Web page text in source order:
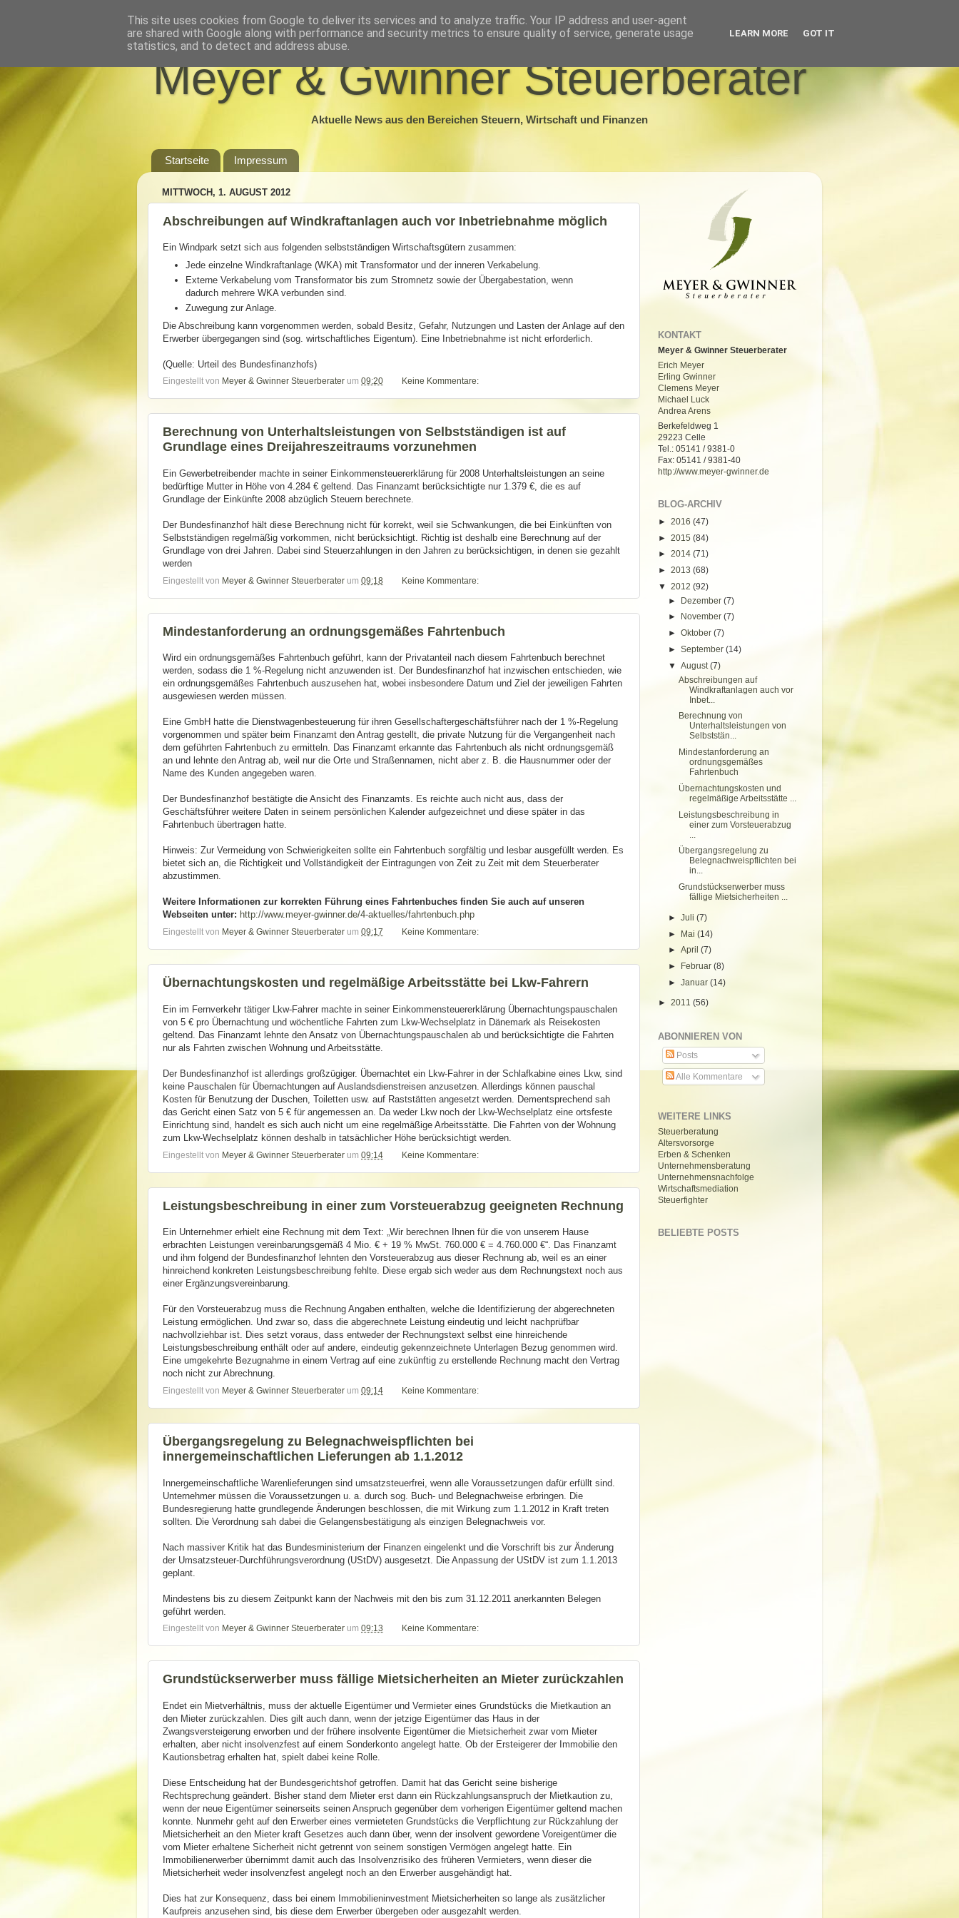
Meyer & Gwinner Steuerberater
Aktuelle News aus den Bereichen Steuern, Wirtschaft und Finanzen
Startseite Impressum
MITTWOCH, 1. AUGUST 2012
Abschreibungen auf Windkraftanlagen auch vor Inbetriebnahme möglich
Ein Windpark setzt sich aus folgenden selbstständigen Wirtschaftsgütern zusammen:
Jede einzelne Windkraftanlage (WKA) mit Transformator und der inneren Verkabelung.
Externe Verkabelung vom Transformator bis zum Stromnetz sowie der Übergabestation, wenn
dadurch mehrere WKA verbunden sind.
Zuwegung zur Anlage.
Die Abschreibung kann vorgenommen werden, sobald Besitz, Gefahr, Nutzungen und Lasten der Anlage auf den
Erwerber übergegangen sind (sog. wirtschaftliches Eigentum). Eine Inbetriebnahme ist nicht erforderlich.
(Quelle: Urteil des Bundesfinanzhofs)
Eingestellt von Meyer & Gwinner Steuerberater um 09:20 Keine Kommentare:
Berechnung von Unterhaltsleistungen von Selbstständigen ist auf
Grundlage eines Dreijahreszeitraums vorzunehmen
Ein Gewerbetreibender machte in seiner Einkommensteuererklärung für 2008 Unterhaltsleistungen an seine
bedürftige Mutter in Höhe von 4.284 € geltend. Das Finanzamt berücksichtigte nur 1.379 €, die es auf
Grundlage der Einkünfte 2008 abzüglich Steuern berechnete.
Der Bundesfinanzhof hält diese Berechnung nicht für korrekt, weil sie Schwankungen, die bei Einkünften von
Selbstständigen regelmäßig vorkommen, nicht berücksichtigt. Richtig ist deshalb eine Berechnung auf der
Grundlage von drei Jahren. Dabei sind Steuerzahlungen in den Jahren zu berücksichtigen, in denen sie gezahlt
werden
Eingestellt von Meyer & Gwinner Steuerberater um 09:18 Keine Kommentare:
Mindestanforderung an ordnungsgemäßes Fahrtenbuch
Wird ein ordnungsgemäßes Fahrtenbuch geführt, kann der Privatanteil nach diesem Fahrtenbuch berechnet
werden, sodass die 1 %‑Regelung nicht anzuwenden ist. Der Bundesfinanzhof hat inzwischen entschieden, wie
ein ordnungsgemäßes Fahrtenbuch auszusehen hat, wobei insbesondere Datum und Ziel der jeweiligen Fahrten
ausgewiesen werden müssen.
Eine GmbH hatte die Dienstwagenbesteuerung für ihren Gesellschaftergeschäftsführer nach der 1 %‑Regelung
vorgenommen und später beim Finanzamt den Antrag gestellt, die private Nutzung für die Vergangenheit nach
dem geführten Fahrtenbuch zu ermitteln. Das Finanzamt erkannte das Fahrtenbuch als nicht ordnungsgemäß
an und lehnte den Antrag ab, weil nur die Orte und Straßennamen, nicht aber z. B. die Hausnummer oder der
Name des Kunden angegeben waren.
Der Bundesfinanzhof bestätigte die Ansicht des Finanzamts. Es reichte auch nicht aus, dass der
Geschäftsführer weitere Daten in seinem persönlichen Kalender aufgezeichnet und diese später in das
Fahrtenbuch übertragen hatte.
Hinweis: Zur Vermeidung von Schwierigkeiten sollte ein Fahrtenbuch sorgfältig und lesbar ausgefüllt werden. Es
bietet sich an, die Richtigkeit und Vollständigkeit der Eintragungen von Zeit zu Zeit mit dem Steuerberater
abzustimmen.
Weitere Informationen zur korrekten Führung eines Fahrtenbuches finden Sie auch auf unseren
Webseiten unter: http://www.meyer-gwinner.de/4-aktuelles/fahrtenbuch.php
Eingestellt von Meyer & Gwinner Steuerberater um 09:17 Keine Kommentare:
Übernachtungskosten und regelmäßige Arbeitsstätte bei Lkw-Fahrern
Ein im Fernverkehr tätiger Lkw-Fahrer machte in seiner Einkommensteuererklärung Übernachtungspauschalen
von 5 € pro Übernachtung und wöchentliche Fahrten zum Lkw-Wechselplatz in Dänemark als Reisekosten
geltend. Das Finanzamt lehnte den Ansatz von Übernachtungspauschalen ab und berücksichtigte die Fahrten
nur als Fahrten zwischen Wohnung und Arbeitsstätte.
Der Bundesfinanzhof ist allerdings großzügiger. Übernachtet ein Lkw-Fahrer in der Schlafkabine eines Lkw, sind
keine Pauschalen für Übernachtungen auf Auslandsdienstreisen anzusetzen. Allerdings können pauschal
Kosten für Benutzung der Duschen, Toiletten usw. auf Raststätten angesetzt werden. Dementsprechend sah
das Gericht einen Satz von 5 € für angemessen an. Da weder Lkw noch der Lkw-Wechselplatz eine ortsfeste
Einrichtung sind, handelt es sich auch nicht um eine regelmäßige Arbeitsstätte. Die Fahrten von der Wohnung
zum Lkw-Wechselplatz können deshalb in tatsächlicher Höhe berücksichtigt werden.
Eingestellt von Meyer & Gwinner Steuerberater um 09:14 Keine Kommentare:
Leistungsbeschreibung in einer zum Vorsteuerabzug geeigneten Rechnung
Ein Unternehmer erhielt eine Rechnung mit dem Text: „Wir berechnen Ihnen für die von unserem Hause
erbrachten Leistungen vereinbarungsgemäß 4 Mio. € + 19 % MwSt. 760.000 € = 4.760.000 €“. Das Finanzamt
und ihm folgend der Bundesfinanzhof lehnten den Vorsteuerabzug aus dieser Rechnung ab, weil es an einer
hinreichend konkreten Leistungsbeschreibung fehlte. Diese ergab sich weder aus dem Rechnungstext noch aus
einer Ergänzungsvereinbarung.
Für den Vorsteuerabzug muss die Rechnung Angaben enthalten, welche die Identifizierung der abgerechneten
Leistung ermöglichen. Und zwar so, dass die abgerechnete Leistung eindeutig und leicht nachprüfbar
nachvollziehbar ist. Dies setzt voraus, dass entweder der Rechnungstext selbst eine hinreichende
Leistungsbeschreibung enthält oder auf andere, eindeutig gekennzeichnete Unterlagen Bezug genommen wird.
Eine umgekehrte Bezugnahme in einem Vertrag auf eine zukünftig zu erstellende Rechnung macht den Vertrag
noch nicht zur Abrechnung.
Eingestellt von Meyer & Gwinner Steuerberater um 09:14 Keine Kommentare:
Übergangsregelung zu Belegnachweispflichten bei
innergemeinschaftlichen Lieferungen ab 1.1.2012
Innergemeinschaftliche Warenlieferungen sind umsatzsteuerfrei, wenn alle Voraussetzungen dafür erfüllt sind.
Unternehmer müssen die Voraussetzungen u. a. durch sog. Buch- und Belegnachweise erbringen. Die
Bundesregierung hatte grundlegende Änderungen beschlossen, die mit Wirkung zum 1.1.2012 in Kraft treten
sollten. Die Verordnung sah dabei die Gelangensbestätigung als einzigen Belegnachweis vor.
Nach massiver Kritik hat das Bundesministerium der Finanzen eingelenkt und die Vorschrift bis zur Änderung
der Umsatzsteuer-Durchführungsverordnung (UStDV) ausgesetzt. Die Anpassung der UStDV ist zum 1.1.2013
geplant.
Mindestens bis zu diesem Zeitpunkt kann der Nachweis mit den bis zum 31.12.2011 anerkannten Belegen
geführt werden.
Eingestellt von Meyer & Gwinner Steuerberater um 09:13 Keine Kommentare:
Grundstückserwerber muss fällige Mietsicherheiten an Mieter zurückzahlen
Endet ein Mietverhältnis, muss der aktuelle Eigentümer und Vermieter eines Grundstücks die Mietkaution an
den Mieter zurückzahlen. Dies gilt auch dann, wenn der jetzige Eigentümer das Haus in der
Zwangsversteigerung erworben und der frühere insolvente Eigentümer die Mietsicherheit zwar vom Mieter
erhalten, aber nicht insolvenzfest auf einem Sonderkonto angelegt hatte. Ob der Ersteigerer der Immobilie den
Kautionsbetrag erhalten hat, spielt dabei keine Rolle.
Diese Entscheidung hat der Bundesgerichtshof getroffen. Damit hat das Gericht seine bisherige
Rechtsprechung geändert. Bisher stand dem Mieter erst dann ein Rückzahlungsanspruch der Mietkaution zu,
wenn der neue Eigentümer seinerseits seinen Anspruch gegenüber dem vorherigen Eigentümer geltend machen
konnte. Nunmehr geht auf den Erwerber eines vermieteten Grundstücks die Verpflichtung zur Rückzahlung der
Mietsicherheit an den Mieter kraft Gesetzes auch dann über, wenn der insolvent gewordene Voreigentümer die
vom Mieter erhaltene Sicherheit nicht getrennt von seinem sonstigen Vermögen angelegt hatte. Ein
Immobilienerwerber übernimmt damit auch das Insolvenzrisiko des früheren Vermieters, wenn dieser die
Mietsicherheit weder insolvenzfest angelegt noch an den Erwerber ausgehändigt hat.
Dies hat zur Konsequenz, dass bei einem Immobilieninvestment Mietsicherheiten so lange als zusätzlicher
Kaufpreis anzusehen sind, bis diese dem Erwerber übergeben oder ausgezahlt werden.
KONTAKT
Meyer & Gwinner Steuerberater
Erich Meyer
Erling Gwinner
Clemens Meyer
Michael Luck
Andrea Arens
Berkefeldweg 1
29223 Celle
Tel.: 05141 / 9381-0
Fax: 05141 / 9381-40
http://www.meyer-gwinner.de
BLOG-ARCHIV
► 2016 (47)
► 2015 (84)
► 2014 (71)
► 2013 (68)
▼ 2012 (92)
► Dezember(7)
►
November(7)
►Oktober(7)
►September(14)
▼August(7)
Abschreibungen auf
Windkraftanlagen auch vor
Inbet...
Berechnung von
Unterhaltsleistungen von
Selbststän...
Mindestanforderung an
ordnungsgemäßes
Fahrtenbuch
Übernachtungskosten und
regelmäßige Arbeitsstätte ...
Leistungsbeschreibung in
einer zum Vorsteuerabzug
Übergangsregelung zu
Belegnachweispflichten bei
in...
Grundstückserwerber muss
fällige Mietsicherheiten ...
►Juli(7)
► Mai(14)
►April(7)
►
Februar(8)
►Januar(14)
► 2011 (56)
ABONNIEREN VON
Posts
Alle Kommentare
WEITERE LINKS
Steuerberatung
Altersvorsorge
Erben & Schenken
Unternehmensberatung
Unternehmensnachfolge
Wirtschaftsmediation
Steuerfighter
BELIEBTE POSTS
This site uses cookies from Google to deliver its services and to analyze traffic. Your IP address and user-agent
are shared with Google along with performance and security metrics to ensure quality of service, generate usage
statistics, and to detect and address abuse.
LEARN MORE GOT IT